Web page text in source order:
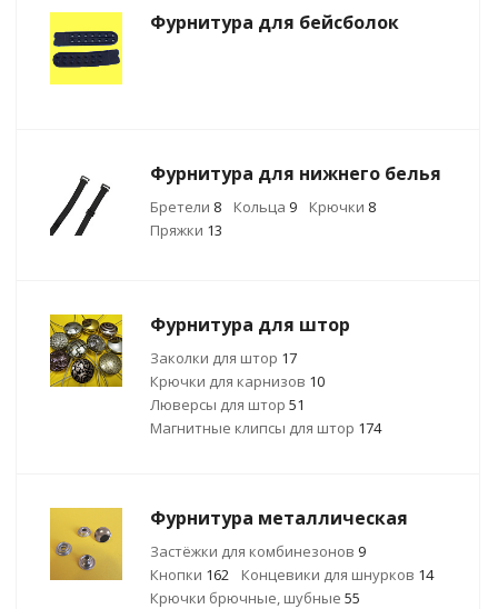
Фурнитура для бейсболок
Фурнитура для нижнего белья
Бретели 8 Кольца 9 Крючки 8
Пряжки 13
Фурнитура для штор
Заколки для штор 17
Крючки для карнизов 10
Люверсы для штор 51
Магнитные клипсы для штор 174
Фурнитура металлическая
Застёжки для комбинезонов 9
Кнопки 162 Концевики для шнурков 14
Крючки брючные, шубные 55